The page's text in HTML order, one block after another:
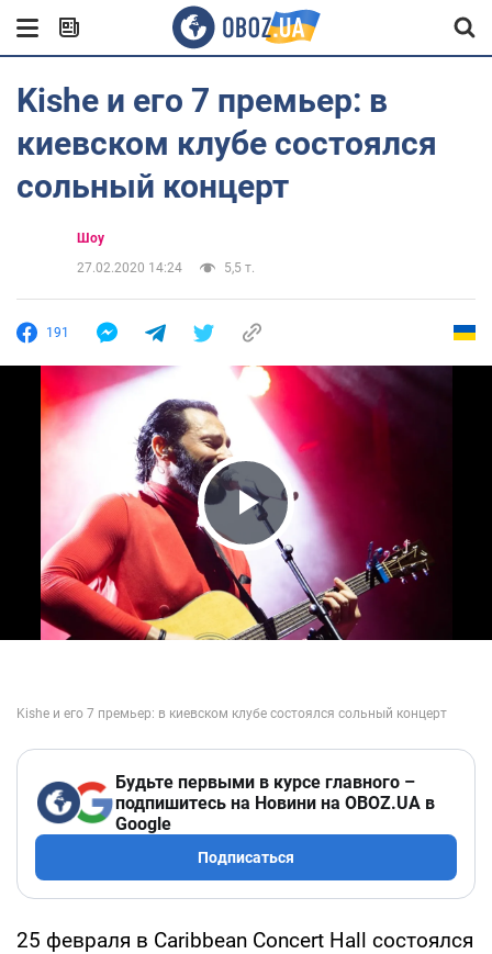
Kishe и его 7 премьер: в
киевском клубе состоялся
сольный концерт
Шоу
27.02.2020 14:24
5,5 т.
191
Play Video
Будьте первыми в курсе главного –
подпишитесь на Новини на OBOZ.UA в
Google
Подписаться
25 февраля в Caribbean Concert Hall состоялся